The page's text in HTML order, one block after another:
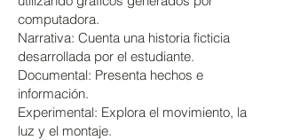
computadora.
Narrativa: Cuenta una historia ficticia
desarrollada por el estudiante.
Documental: Presenta hechos e
información.
Experimental: Explora el movimiento, la
luz y el montaje.